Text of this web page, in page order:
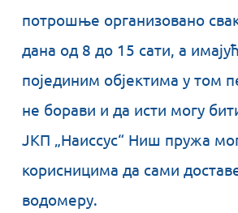
потрошње организовано
дана од 8 до 15 сати, а
појединим објектима у том
не борави и да исти могу
ЈКП „Наиссус“ Ниш пружа
корисницима да сами
водомеру.